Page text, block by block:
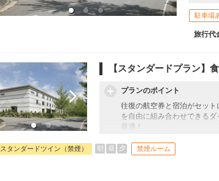
駐車場
旅行代
【スタンダードプラン
プランのポイント
往復の航空券と宿泊がセッ
を自由に組み合わせできる
最適！
フライトは、安心のJAL（ま
オプションでレンタカーや
スタンダードツイン（禁煙） 朝 昼 夕 禁煙ルーム